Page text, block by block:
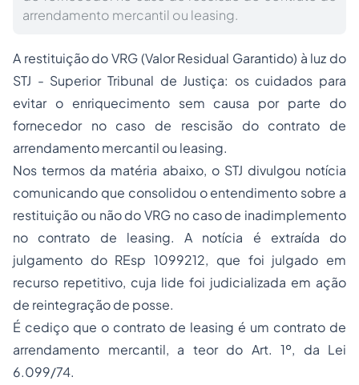
arrendamento mercantil ou leasing.
A restituição do VRG (Valor Residual Garantido) à luz do
STJ - Superior Tribunal de Justiça: os cuidados para
evitar o enriquecimento sem causa por parte do
fornecedor no caso de rescisão do contrato de
arrendamento mercantil ou leasing.
Nos termos da matéria abaixo, o STJ divulgou notícia
comunicando que consolidou o entendimento sobre a
restituição ou não do VRG no caso de inadimplemento
no contrato de leasing. A notícia é extraída do
julgamento do REsp 1099212, que foi julgado em
recurso repetitivo, cuja lide foi judicializada em ação
de reintegração de posse.
É cediço que o contrato de leasing é um contrato de
arrendamento mercantil, a teor do Art. 1º, da Lei
6.099/74.